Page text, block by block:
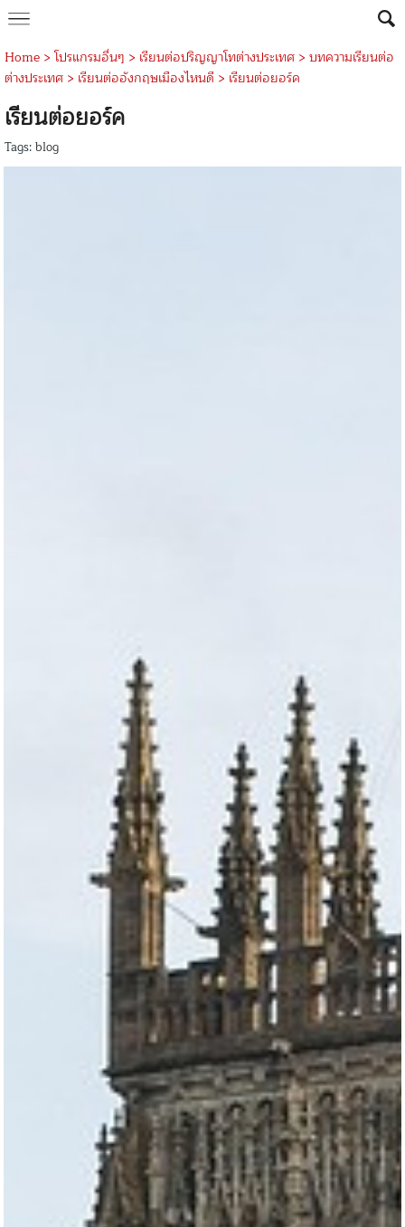
Home> โปรแกรมอื่นๆ > เรียนต่อปริญญาโทต่างประเทศ> บทความเรียนต่อ
ต่างประเทศ> เรียนต่ออังกฤษเมืองไหนดี > เรียนต่อยอร์ค
เรียนต่อยอร์ค
Tags:blog